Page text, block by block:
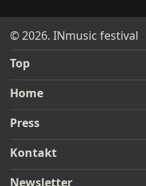
© 2026. INmusic festival
Top
Home
Press
Kontakt
Newsletter